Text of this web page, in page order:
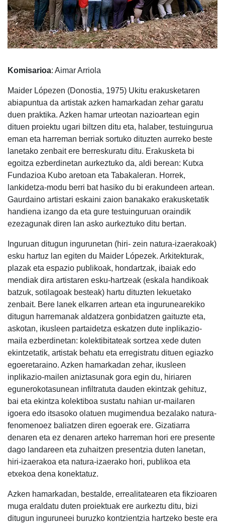
Komisarioa: Aimar Arriola
Maider Lópezen (Donostia, 1975) Ukitu erakusketaren
abiapuntua da artistak azken hamarkadan zehar garatu
duen praktika. Azken hamar urteotan nazioartean egin
dituen proiektu ugari biltzen ditu eta, halaber, testuingurua
eman eta harreman berriak sortuko dituzten aurreko beste
lanetako zenbait ere berreskuratu ditu. Erakusketa bi
egoitza ezberdinetan aurkeztuko da, aldi berean: Kutxa
Fundazioa Kubo aretoan eta Tabakaleran. Horrek,
lankidetza-modu berri bat hasiko du bi erakundeen artean.
Gaurdaino artistari eskaini zaion banakako erakusketatik
handiena izango da eta gure testuinguruan oraindik
ezezagunak diren lan asko aurkeztuko ditu bertan.
Inguruan ditugun ingurunetan (hiri- zein natura-izaerakoak)
esku hartuz lan egiten du Maider Lópezek. Arkitekturak,
plazak eta espazio publikoak, hondartzak, ibaiak edo
mendiak dira artistaren esku-hartzeak (eskala handikoak
batzuk, sotilagoak besteak) hartu dituzten lekuetako
zenbait. Bere lanek elkarren artean eta ingurunearekiko
ditugun harremanak aldatzera gonbidatzen gaituzte eta,
askotan, ikusleen partaidetza eskatzen dute inplikazio-
maila ezberdinetan: kolektibitateak sortzea xede duten
ekintzetatik, artistak behatu eta erregistratu dituen egiazko
egoeretaraino. Azken hamarkadan zehar, ikusleen
inplikazio-mailen aniztasunak gora egin du, hiriaren
egunerokotasunean infiltratuta dauden ekintzak gehituz,
bai eta ekintza kolektiboa sustatu nahian ur-mailaren
igoera edo itsasoko olatuen mugimendua bezalako natura-
fenomenoez baliatzen diren egoerak ere. Gizatiarra
denaren eta ez denaren arteko harreman hori ere presente
dago landareen eta zuhaitzen presentzia duten lanetan,
hiri-izaerakoa eta natura-izaerako hori, publikoa eta
etxekoa dena konektatuz.
Azken hamarkadan, bestalde, errealitatearen eta fikzioaren
muga eraldatu duten proiektuak ere aurkeztu ditu, bizi
ditugun inguruneei buruzko kontzientzia hartzeko beste era